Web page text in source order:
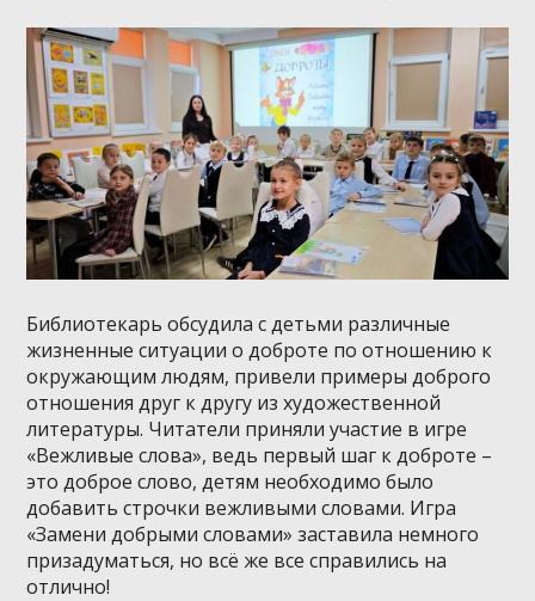
Библиотекарь обсудила с детьми различные
жизненные ситуации о доброте по отношению к
окружающим людям, привели примеры доброго
отношения друг к другу из художественной
литературы. Читатели приняли участие в игре
«Вежливые слова», ведь первый шаг к доброте –
это доброе слово, детям необходимо было
добавить строчки вежливыми словами. Игра
«Замени добрыми словами» заставила немного
призадуматься, но всё же все справились на
отлично!